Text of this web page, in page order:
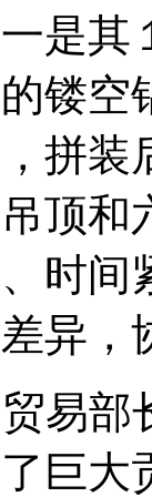
是其
镂空
拼装
顶和
时间
异，
易部
巨大